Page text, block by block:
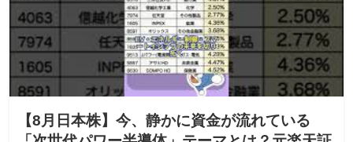
【8月日本株】今、静かに資金が流れている